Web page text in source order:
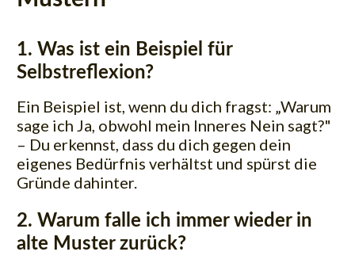
1. Was ist ein Beispiel für
Selbstreflexion?
Ein Beispiel ist, wenn du dich fragst: „Warum
sage ich Ja, obwohl mein Inneres Nein sagt?"
– Du erkennst, dass du dich gegen dein
eigenes Bedürfnis verhältst und spürst die
Gründe dahinter.
2. Warum falle ich immer wieder in
alte Muster zurück?